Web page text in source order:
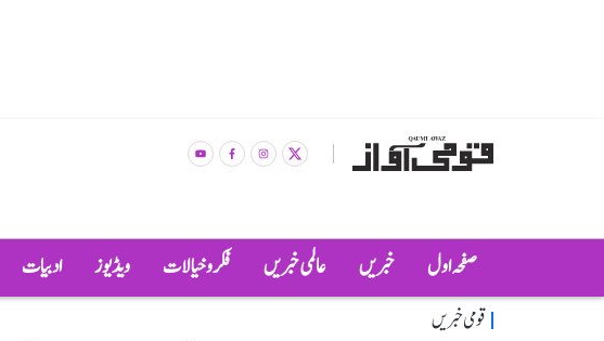
صفحہ اول خبریں عالمی خبریں فکر و خیالات ویڈیوز ادبیات
قومی خبریں